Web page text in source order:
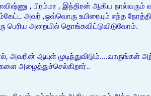
, பிரம்மா , இந்திரன் ஆகிய நால்வரும்
அவர் ,ஒவ்வொரு உயிரையும் எந்த
பெரிய அறையில் தொங்கவிட்டுவிடுவோம்.
அவரின் ஆயுள்
அழைத்துச்செல்கிறார்..